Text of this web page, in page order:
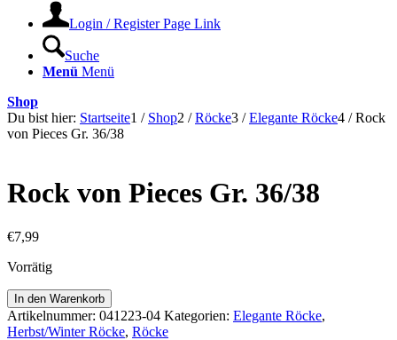
Login / Register Page Link
Suche
Menü Menü
Shop
Du bist hier: Startseite1 / Shop2 / Röcke3 / Elegante Röcke4 / Rock
von Pieces Gr. 36/38
Rock von Pieces Gr. 36/38
€7,99
Vorrätig
Rock
von
Pieces
In den Warenkorb
Artikelnummer: 041223-04 Kategorien: Elegante Röcke,
Herbst/Winter Röcke, Röcke